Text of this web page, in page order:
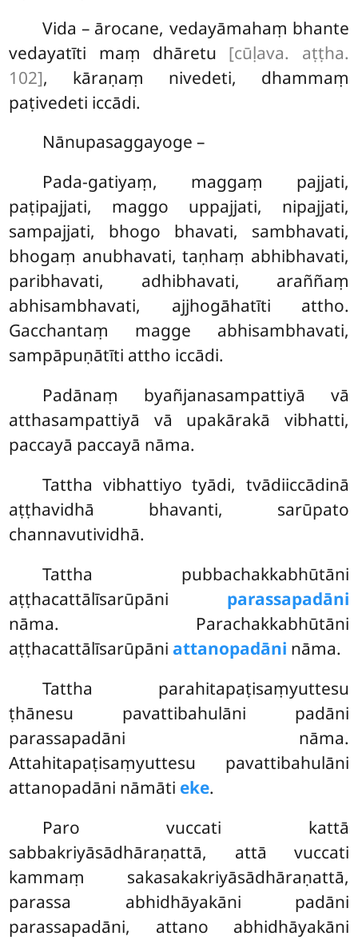
Vida – ārocane, vedayāmahaṃ bhante
vedayatīti maṃ dhāretu [cūḷava. aṭṭha.
102], kāraṇaṃ nivedeti, dhammaṃ
paṭivedeti iccādi.
Nānupasaggayoge –
Pada-gatiyaṃ, maggaṃ pajjati,
paṭipajjati, maggo uppajjati, nipajjati,
sampajjati, bhogo bhavati, sambhavati,
bhogaṃ anubhavati, taṇhaṃ abhibhavati,
paribhavati, adhibhavati, araññaṃ
abhisambhavati, ajjhogāhatīti attho.
Gacchantaṃ magge abhisambhavati,
sampāpuṇātīti attho iccādi.
Padānaṃ byañjanasampattiyā vā
atthasampattiyā vā upakārakā vibhatti,
paccayā paccayā nāma.
Tattha vibhattiyo tyādi, tvādiiccādinā
aṭṭhavidhā bhavanti, sarūpato
channavutividhā.
Tattha pubbachakkabhūtāni
aṭṭhacattālīsarūpāni parassapadāni
nāma. Parachakkabhūtāni
aṭṭhacattālīsarūpāni attanopadāni nāma.
Tattha parahitapaṭisaṃyuttesu
ṭhānesu pavattibahulāni padāni
parassapadāni nāma.
Attahitapaṭisaṃyuttesu pavattibahulāni
attanopadāni nāmāti eke.
Paro vuccati kattā
sabbakriyāsādhāraṇattā, attā vuccati
kammaṃ sakasakakriyāsādhāraṇattā,
parassa abhidhāyakāni padāni
parassapadāni, attano abhidhāyakāni